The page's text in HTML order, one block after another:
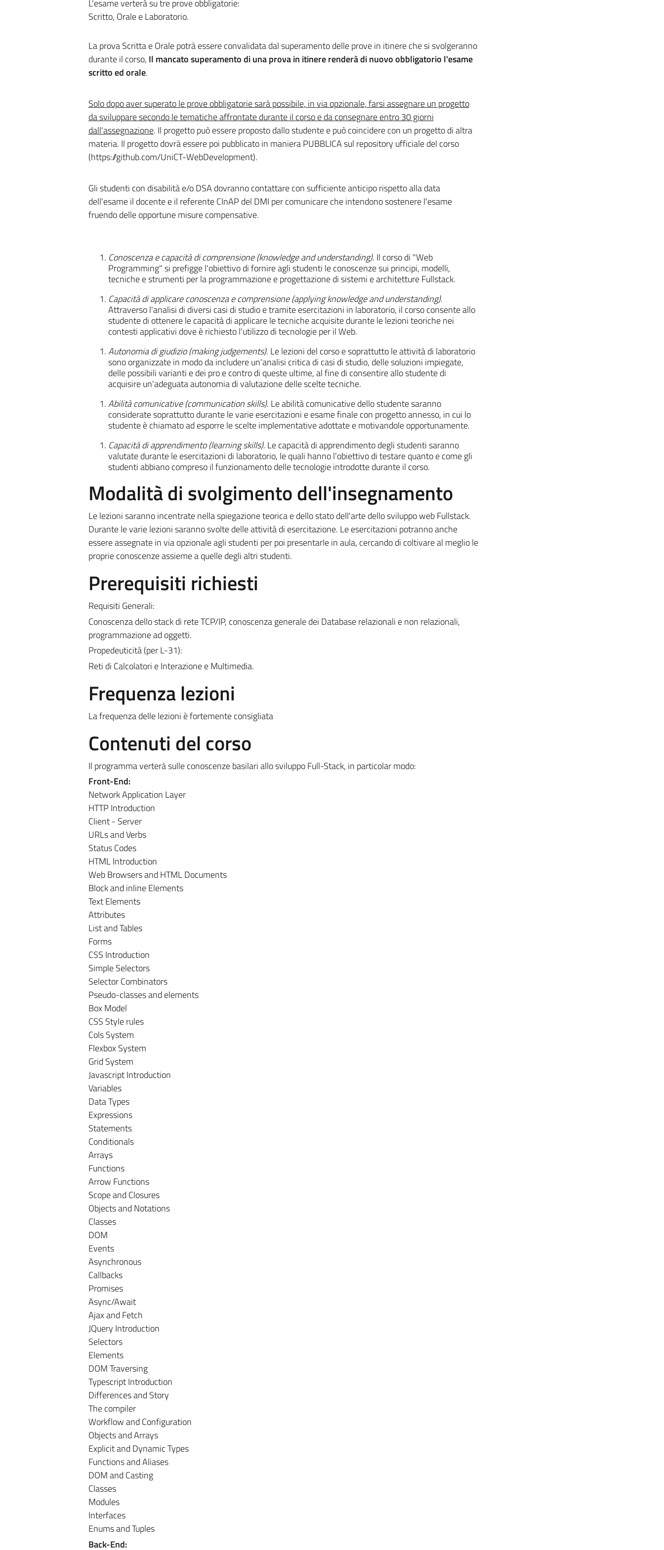
L'esame verterà su tre prove obbligatorie:
Scritto, Orale e Laboratorio.
La prova Scritta e Orale potrà essere convalidata dal superamento delle prove in itinere che si svolgeranno
durante il corso, Il mancato superamento di una prova in itinere renderà di nuovo obbligatorio l'esame
scritto ed orale.
Solo dopo aver superato le prove obbligatorie sarà possibile, in via opzionale, farsi assegnare un progetto
da sviluppare secondo le tematiche affrontate durante il corso e da consegnare entro 30 giorni
dall'assegnazione. Il progetto può essere proposto dallo studente e può coincidere con un progetto di altra
materia. Il progetto dovrà essere poi pubblicato in maniera PUBBLICA sul repository ufficiale del corso
(https://github.com/UniCT-WebDevelopment).
Gli studenti con disabilità e/o DSA dovranno contattare con sufficiente anticipo rispetto alla data
dell'esame il docente e il referente CInAP del DMI per comunicare che intendono sostenere l'esame
fruendo delle opportune misure compensative.
Conoscenza e capacità di comprensione (knowledge and understanding). Il corso di "Web
Programming" si prefigge l'obiettivo di fornire agli studenti le conoscenze sui principi, modelli,
tecniche e strumenti per la programmazione e progettazione di sistemi e architetture Fullstack.
Capacità di applicare conoscenza e comprensione (applying knowledge and understanding).
Attraverso l'analisi di diversi casi di studio e tramite esercitazioni in laboratorio, il corso consente allo
studente di ottenere le capacità di applicare le tecniche acquisite durante le lezioni teoriche nei
contesti applicativi dove è richiesto l'utilizzo di tecnologie per il Web.
Autonomia di giudizio (making judgements). Le lezioni del corso e soprattutto le attività di laboratorio
sono organizzate in modo da includere un'analisi critica di casi di studio, delle soluzioni impiegate,
delle possibili varianti e dei pro e contro di queste ultime, al fine di consentire allo studente di
acquisire un'adeguata autonomia di valutazione delle scelte tecniche.
Abilità comunicative (communication skills). Le abilità comunicative dello studente saranno
considerate soprattutto durante le varie esercitazioni e esame finale con progetto annesso, in cui lo
studente è chiamato ad esporre le scelte implementative adottate e motivandole opportunamente.
Capacità di apprendimento (learning skills). Le capacità di apprendimento degli studenti saranno
valutate durante le esercitazioni di laboratorio, le quali hanno l'obiettivo di testare quanto e come gli
studenti abbiano compreso il funzionamento delle tecnologie introdotte durante il corso.
Modalità di svolgimento dell'insegnamento
Le lezioni saranno incentrate nella spiegazione teorica e dello stato dell'arte dello sviluppo web Fullstack.
Durante le varie lezioni saranno svolte delle attività di esercitazione. Le esercitazioni potranno anche
essere assegnate in via opzionale agli studenti per poi presentarle in aula, cercando di coltivare al meglio le
proprie conoscenze assieme a quelle degli altri studenti.
Prerequisiti richiesti
Requisiti Generali:
Conoscenza dello stack di rete TCP/IP, conoscenza generale dei Database relazionali e non relazionali,
programmazione ad oggetti.
Propedeuticità (per L-31):
Reti di Calcolatori e Interazione e Multimedia.
Frequenza lezioni
La frequenza delle lezioni è fortemente consigliata
Contenuti del corso
Il programma verterà sulle conoscenze basilari allo sviluppo Full-Stack, in particolar modo:
Front-End:
Network Application Layer
HTTP Introduction
Client - Server
URLs and Verbs
Status Codes
HTML Introduction
Web Browsers and HTML Documents
Block and inline Elements
Text Elements
Attributes
List and Tables
Forms
CSS Introduction
Simple Selectors
Selector Combinators
Pseudo-classes and elements
Box Model
CSS Style rules
Cols System
Flexbox System
Grid System
Javascript Introduction
Variables
Data Types
Expressions
Statements
Conditionals
Arrays
Functions
Arrow Functions
Scope and Closures
Objects and Notations
Classes
DOM
Events
Asynchronous
Callbacks
Promises
Async/Await
Ajax and Fetch
JQuery Introduction
Selectors
Elements
DOM Traversing
Typescript Introduction
Differences and Story
The compiler
Workflow and Configuration
Objects and Arrays
Explicit and Dynamic Types
Functions and Aliases
DOM and Casting
Classes
Modules
Interfaces
Enums and Tuples
Back-End: